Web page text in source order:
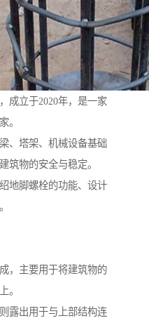
成立于2020年，是一家
。
、塔架、机械设备基础
筑物的安全与稳定。
地脚螺栓的功能、设计
，主要用于将建筑物的
。
露出用于与上部结构连